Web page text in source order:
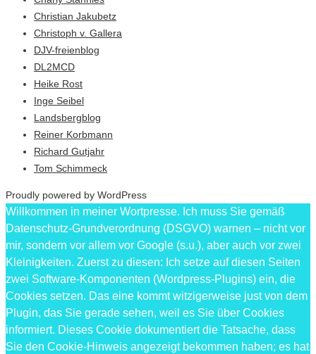
Christian Jakubetz
Christoph v. Gallera
DJV-freienblog
DL2MCD
Heike Rost
Inge Seibel
Landsbergblog
Reiner Korbmann
Richard Gutjahr
Tom Schimmeck
Proudly powered by WordPress
Willkommen in meiner Wortpresse. Ich muss Sie gemäß
Datenschutz-Grundverordnung (DSGVO) warnen – nicht vor
mir, sondern vor allem vor Google (s.u.), aber auch vor zwei
Kleinigkeiten. Zuerst zu diesen: Ich setze auf diesen Seiten
zwei Software-Komponenten (Wordpress-Plugins) ein, die
Cookies setzen. Das eine kommt witzigerweise just von dem
Plugin, das Sie gerade sehen, weil es Sie über Cookies
informiert. Dieses Cookie dokumentiert die Tatsache, dass
Sie den Cookie-Hinweis angezeigt bekommen haben; es hat